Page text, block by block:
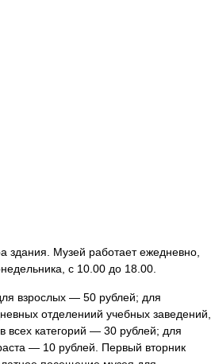
здания. Музей работает ежедневно,
с 10.00 до 18.00.
взрослых — 50 рублей; для
отделениий учебных заведений,
всех категорий — 30 рублей; для
— 10 рублей. Первый вторник